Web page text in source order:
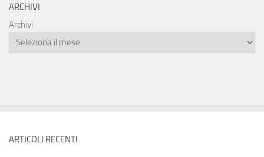
ARCHIVI
Archivi
ARTICOLI RECENTI